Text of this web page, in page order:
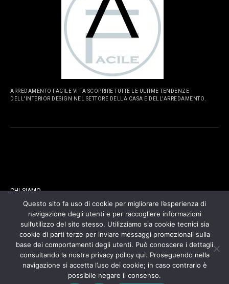
ARREDAMENTO FACILE VI FA SCOPRIRE TUTTE LE ULTIME TENDENZE
DELL'INTERIOR DESIGN NEL SETTORE DELLA CASA E DELL'ARREDAMENTO.
CHI SIAMO
CONTATTI
COOKIES POLICY
PRIVACY POLICY
Questo sito fa uso di cookie per migliorare l’esperienza di
navigazione degli utenti e per raccogliere informazioni
sull’utilizzo del sito stesso. Utilizziamo sia cookie tecnici sia
cookie di parti terze per inviare messaggi promozionali sulla
base dei comportamenti degli utenti. Può conoscere i dettagli
consultando la nostra privacy policy qui. Proseguendo nella
navigazione si accetta l’uso dei cookie; in caso contrario è
possibile negare il consenso.